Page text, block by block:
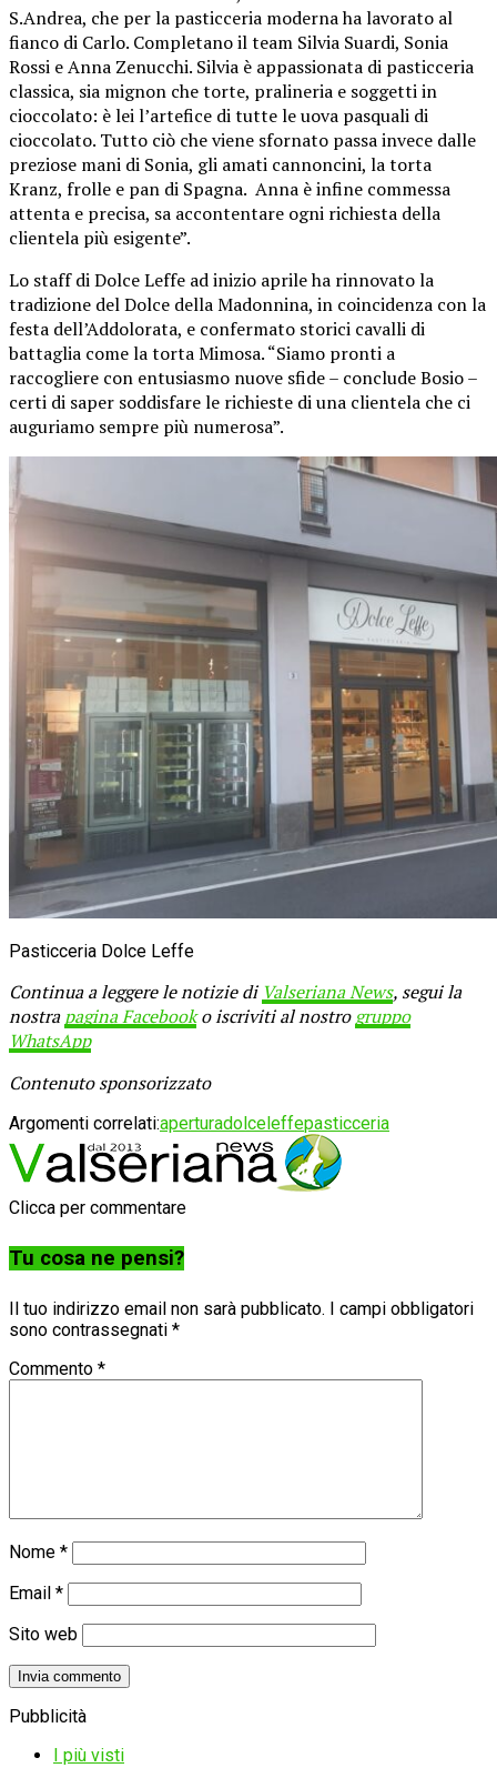
S.Andrea, che per la pasticceria moderna ha lavorato al
fianco di Carlo. Completano il team Silvia Suardi, Sonia
Rossi e Anna Zenucchi. Silvia è appassionata di pasticceria
classica, sia mignon che torte, pralineria e soggetti in
cioccolato: è lei l’artefice di tutte le uova pasquali di
cioccolato. Tutto ciò che viene sfornato passa invece dalle
preziose mani di Sonia, gli amati cannoncini, la torta
Kranz, frolle e pan di Spagna. Anna è infine commessa
attenta e precisa, sa accontentare ogni richiesta della
clientela più esigente”.
Lo staff di Dolce Leffe ad inizio aprile ha rinnovato la
tradizione del Dolce della Madonnina, in coincidenza con la
festa dell’Addolorata, e confermato storici cavalli di
battaglia come la torta Mimosa. “Siamo pronti a
raccogliere con entusiasmo nuove sfide – conclude Bosio –
certi di saper soddisfare le richieste di una clientela che ci
auguriamo sempre più numerosa”.
Pasticceria Dolce Leffe
Continua a leggere le notizie di Valseriana News, segui la
nostrapagina Facebooko iscriviti al nostrogruppo
WhatsApp
Contenuto sponsorizzato
Argomenti correlati:aperturadolce leffepasticceria
Clicca per commentare
Tu cosa ne pensi?
Il tuo indirizzo email non sarà pubblicato.
I campi obbligatori
sono contrassegnati *
Commento *
Nome *
Email *
Sito web
Pubblicità
I più visti